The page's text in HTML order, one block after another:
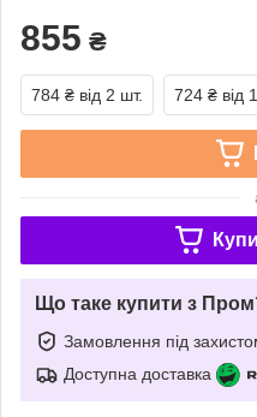
855 ₴
784 ₴ від 2 шт. 724 ₴ від
Що таке купити з
Замовлення під
Доступна доставка